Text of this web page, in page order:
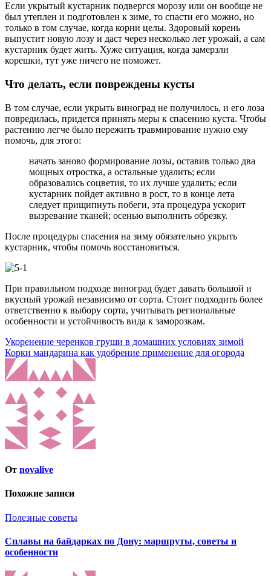
Если укрытый кустарник подвергся морозу или он вообще не
был утеплен и подготовлен к зиме, то спасти его можно, но
только в том случае, когда корни целы. Здоровый корень
выпустит новую лозу и даст через несколько лет урожай, а сам
кустарник будет жить. Хуже ситуация, когда замерзли
корешки, тут уже ничего не поможет.
Что делать, если повреждены кусты
В том случае, если укрыть виноград не получилось, и его лоза
повредилась, придется принять меры к спасению куста. Чтобы
растению легче было пережить травмирование нужно ему
помочь, для этого:
начать заново формирование лозы, оставив только два
мощных отростка, а остальные удалить; если
образовались соцветия, то их лучше удалить; если
кустарник пойдет активно в рост, то в конце лета
следует прищипнуть побеги, эта процедура ускорит
вызревание тканей; осенью выполнить обрезку.
После процедуры спасения на зиму обязательно укрыть
кустарник, чтобы помочь восстановиться.
При правильном подходе виноград будет давать большой и
вкусный урожай независимо от сорта. Стоит подходить более
ответственно к выбору сорта, учитывать региональные
особенности и устойчивость вида к заморозкам.
Навигация
по
записям
Укоренение черенков груши в домашних условиях зимой
Корки мандарина как удобрение применение для огорода
От novalive
Похожие записи
Полезные советы
Сплавы на байдарках по Дону: маршруты, советы и
особенности